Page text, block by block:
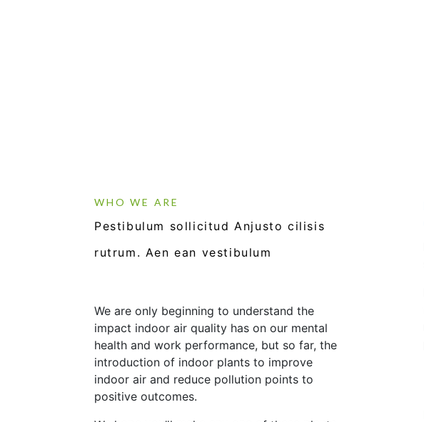
WHO WE ARE
Pestibulum sollicitud Anjusto cilisis
rutrum. Aen ean vestibulum
We are only beginning to understand the
impact indoor air quality has on our mental
health and work performance, but so far, the
introduction of indoor plants to improve
indoor air and reduce pollution points to
positive outcomes.